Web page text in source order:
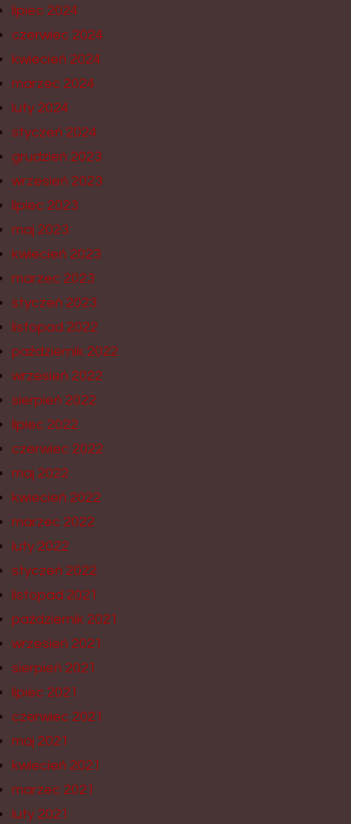
lipiec 2024
czerwiec 2024
kwiecień 2024
marzec 2024
luty 2024
styczeń 2024
grudzień 2023
wrzesień 2023
lipiec 2023
maj 2023
kwiecień 2023
marzec 2023
styczeń 2023
listopad 2022
październik 2022
wrzesień 2022
sierpień 2022
lipiec 2022
czerwiec 2022
maj 2022
kwiecień 2022
marzec 2022
luty 2022
styczeń 2022
listopad 2021
październik 2021
wrzesień 2021
sierpień 2021
lipiec 2021
czerwiec 2021
maj 2021
kwiecień 2021
marzec 2021
luty 2021